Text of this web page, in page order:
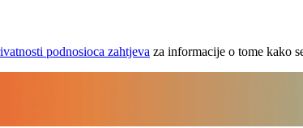
podnosioca zahtjeva za informacije o tome kako